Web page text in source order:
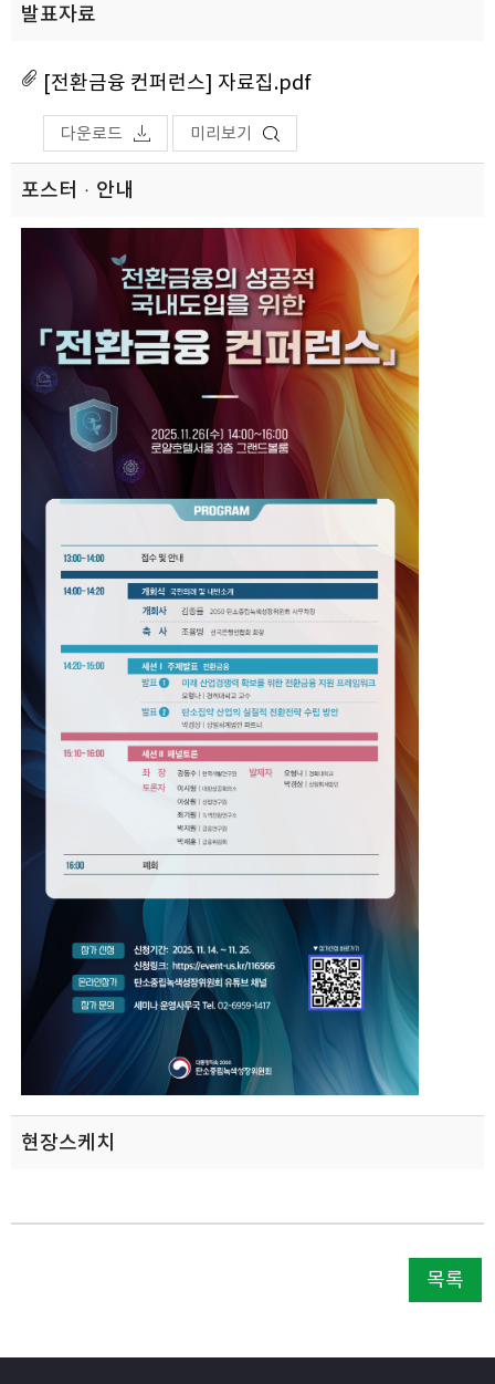
발표자료
[전환금융 컨퍼런스] 자료집.pdf
다운로드 미리보기
포스터ㆍ안내
현장스케치
목록